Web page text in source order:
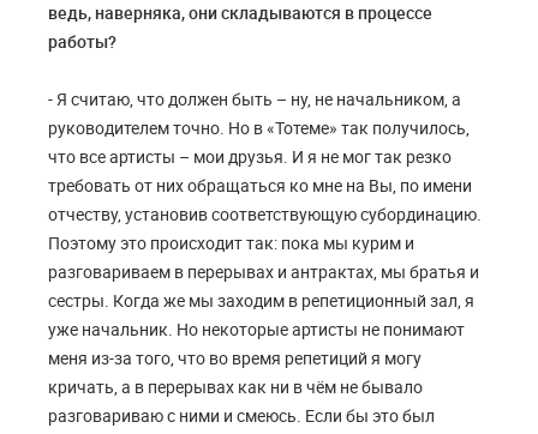
ведь, наверняка, они складываются в процессе
работы?
- Я считаю, что должен быть – ну, не начальником, а
руководителем точно. Но в «Тотеме» так получилось,
что все артисты – мои друзья. И я не мог так резко
требовать от них обращаться ко мне на Вы, по имени
отчеству, установив соответствующую субординацию.
Поэтому это происходит так: пока мы курим и
разговариваем в перерывах и антрактах, мы братья и
сестры. Когда же мы заходим в репетиционный зал, я
уже начальник. Но некоторые артисты не понимают
меня из-за того, что во время репетиций я могу
кричать, а в перерывах как ни в чём не бывало
разговариваю с ними и смеюсь. Если бы это был